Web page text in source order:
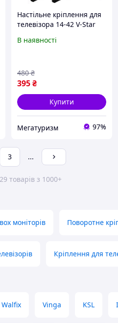
Настільне кріплення для
телевізора 14-42 V-Star
В наявності
395₴
480 ₴
Купити
Мегатуризм 97%
3 ...
товарів з 1000+
моніторів Поворотне
Кріплення для
Walfix Vinga KSL